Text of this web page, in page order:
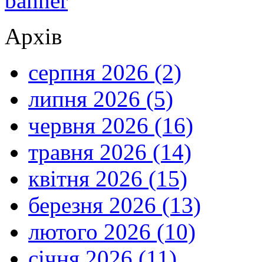
Архів
серпня 2026 (2)
липня 2026 (5)
червня 2026 (16)
травня 2026 (14)
квітня 2026 (15)
березня 2026 (13)
лютого 2026 (10)